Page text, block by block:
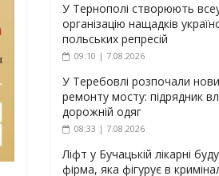
У Тернополі створюють
організацію нащадків
польських репресій
09:10 | 7.08.2026
У Теребовлі розпочали
ремонту мосту: підрядник
дорожній одяг
08:33 | 7.08.2026
Ліфт у Бучацькій лікарні
фірма, яка фігурує в